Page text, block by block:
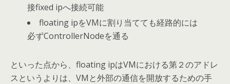
接fixed ipへ接続可能
floating ipをVMに割り当てても経路的には
必ずControllerNodeを通る
といった点から、floating ipはVMにおける第２のアドレ
スというよりは、VMと外部の通信を開放するための手